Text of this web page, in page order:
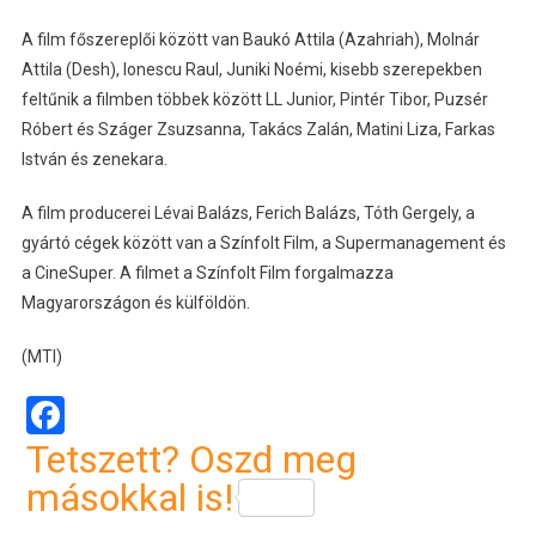
A film főszereplői között van Baukó Attila (Azahriah), Molnár
Attila (Desh), Ionescu Raul, Juniki Noémi, kisebb szerepekben
feltűnik a filmben többek között LL Junior, Pintér Tibor, Puzsér
Róbert és Száger Zsuzsanna, Takács Zalán, Matini Liza, Farkas
István és zenekara.
A film producerei Lévai Balázs, Ferich Balázs, Tóth Gergely, a
gyártó cégek között van a Színfolt Film, a Supermanagement és
a CineSuper. A filmet a Színfolt Film forgalmazza
Magyarországon és külföldön.
(MTI)
Facebook
Tetszett? Oszd meg
másokkal is!